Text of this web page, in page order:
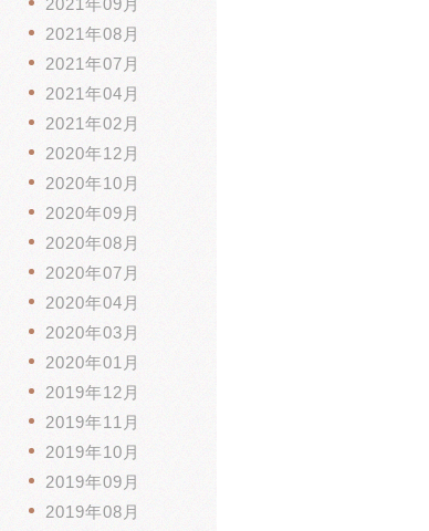
2021年09月
2021年08月
2021年07月
2021年04月
2021年02月
2020年12月
2020年10月
2020年09月
2020年08月
2020年07月
2020年04月
2020年03月
2020年01月
2019年12月
2019年11月
2019年10月
2019年09月
2019年08月